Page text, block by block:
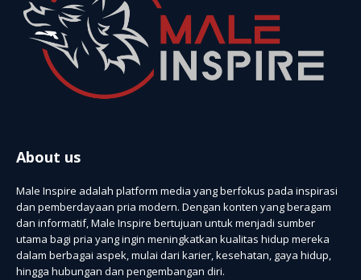
About us
Male Inspire adalah platform media yang berfokus pada inspirasi
dan pemberdayaan pria modern. Dengan konten yang beragam
dan informatif, Male Inspire bertujuan untuk menjadi sumber
utama bagi pria yang ingin meningkatkan kualitas hidup mereka
dalam berbagai aspek, mulai dari karier, kesehatan, gaya hidup,
hingga hubungan dan pengembangan diri.